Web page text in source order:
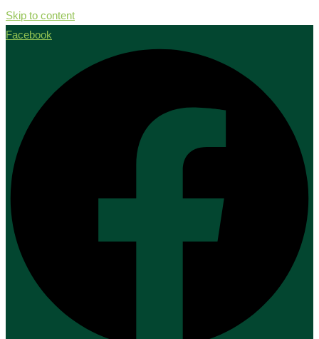
Skip to content
Facebook